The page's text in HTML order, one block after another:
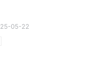
05-22